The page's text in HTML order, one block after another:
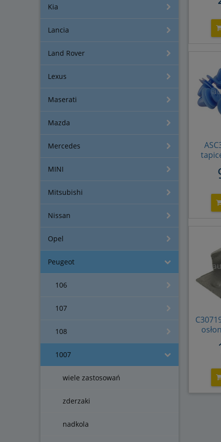
Kia
Lancia
Land Rover
Lexus
Maserati
Mazda
Mercedes
MINI
Mitsubishi
Nissan
Opel
Peugeot
106
107
108
1007
wiele zastosowań
zderzaki
nadkola